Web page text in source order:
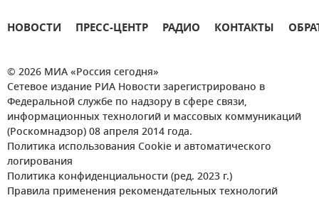
НОВОСТИ ПРЕСС-ЦЕНТР РАДИО КОНТАКТЫ
© 2026 МИА «Россия сегодня»
Сетевое издание РИА Новости зарегистрировано в
Федеральной службе по надзору в сфере связи,
информационных технологий и массовых коммуникаций
(Роскомнадзор) 08 апреля 2014 года.
Политика использования Cookie и автоматического
логирования
Политика конфиденциальности (ред. 2023 г.)
Правила применения рекомендательных технологий